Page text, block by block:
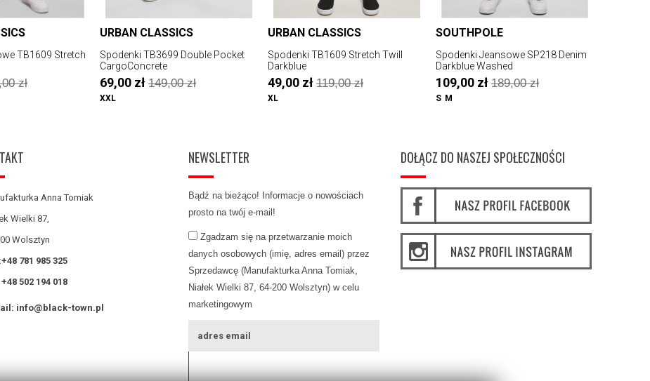
TB1609 Stretch
zł
URBAN CLASSICS
Spodenki TB3699 Double Pocket
CargoConcrete
69,00 zł 149,00 zł
XXL
URBAN CLASSICS
Spodenki TB1609 Stretch Twill
Darkblue
49,00 zł 119,00 zł
XL
SOUTHPOLE
Spodenki Jeansowe SP218 Denim
Darkblue Washed
109,00 zł 189,00 zł
S M
Anna Tomiak
Wielki 87,
Wolsztyn
+48 781 985 325
+48 502 194 018
info@black-town.pl
NEWSLETTER
Bądź na bieżąco! Informacje o nowościach
prosto na twój e-mail!
Zgadzam się na przetwarzanie moich
danych osobowych (imię, adres email) przez
Sprzedawcę (Manufakturka Anna Tomiak,
Niałek Wielki 87, 64-200 Wolsztyn) w celu
marketingowym
DOŁĄCZ DO NASZEJ SPOŁECZNOŚCI